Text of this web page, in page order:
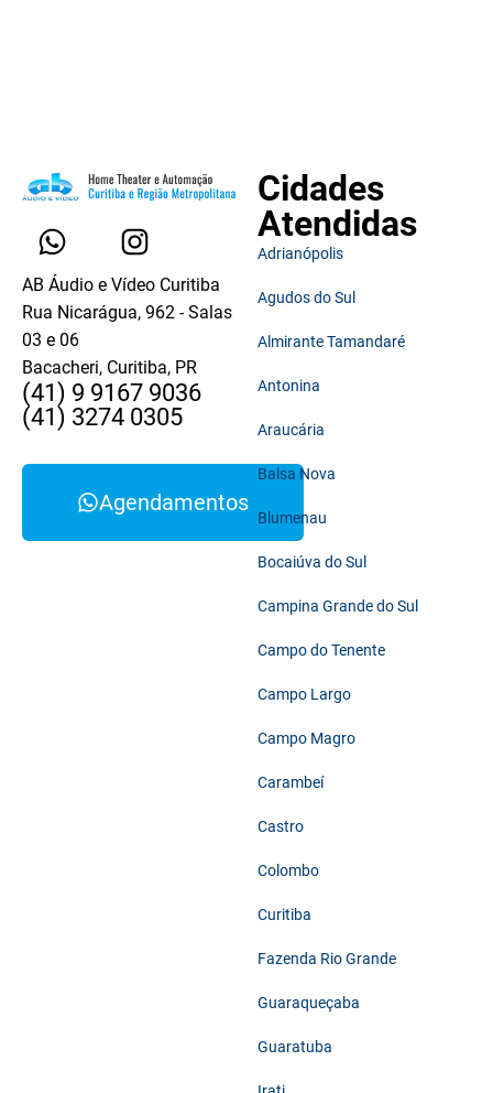
AB Áudio e Vídeo Curitiba
Rua Nicarágua, 962 - Salas
03 e 06
Bacacheri, Curitiba, PR
(41) 9 9167 9036
(41) 3274 0305
Agendamentos
Cidades
Atendidas
Adrianópolis
Agudos do Sul
Almirante Tamandaré
Antonina
Araucária
Balsa Nova
Blumenau
Bocaiúva do Sul
Campina Grande do Sul
Campo do Tenente
Campo Largo
Campo Magro
Carambeí
Castro
Colombo
Curitiba
Fazenda Rio Grande
Guaraqueçaba
Guaratuba